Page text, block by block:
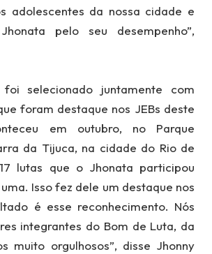
adolescentes da nossa cidade e
pelo seu desempenho”,
foi selecionado juntamente com
foram destaque nos JEBs deste
em outubro, no Parque
da Tijuca, na cidade do Rio de
lutas que o Jhonata participou
Isso fez dele um destaque nos
é esse reconhecimento. Nós
integrantes do Bom de Luta, da
muito orgulhosos”, disse Jhonny